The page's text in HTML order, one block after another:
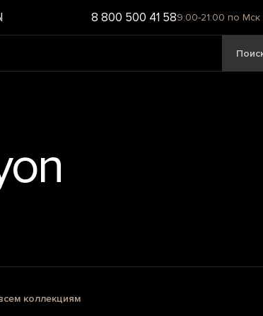
8 800 500 41 589:00-21:00 по Мск
коллекциям